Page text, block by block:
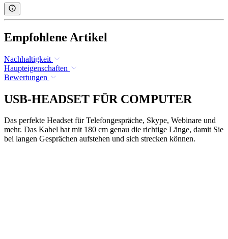
Empfohlene Artikel
Nachhaltigkeit
Haupteigenschaften
Bewertungen
USB-HEADSET FÜR COMPUTER
Das perfekte Headset für Telefongespräche, Skype, Webinare und
mehr. Das Kabel hat mit 180 cm genau die richtige Länge, damit Sie
bei langen Gesprächen aufstehen und sich strecken können.